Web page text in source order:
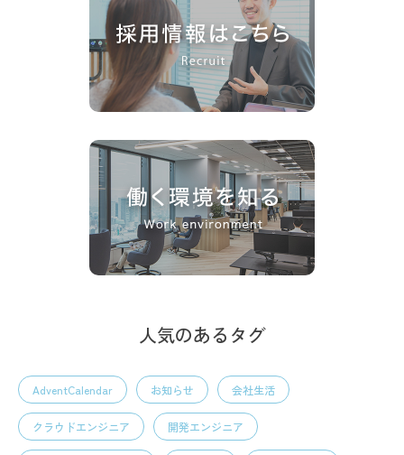
人気のあるタグ
AdventCalendar お知らせ 会社生活
クラウドエンジニア 開発エンジニア